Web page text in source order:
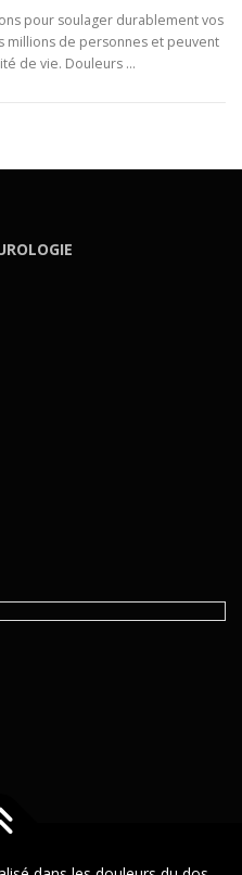
pour soulager durablement vos
millions de personnes et peuvent
de vie. Douleurs …